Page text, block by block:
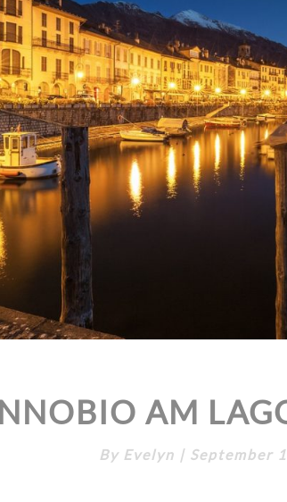
AM
LAGO
AM
By Evelyn | September